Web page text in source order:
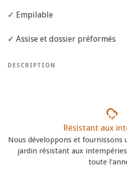
✓ Empilable
✓ Assise et dossier préformés
DESCRIPTION
Résistant aux
Nous développons et fournissons
jardin résistant aux
toute